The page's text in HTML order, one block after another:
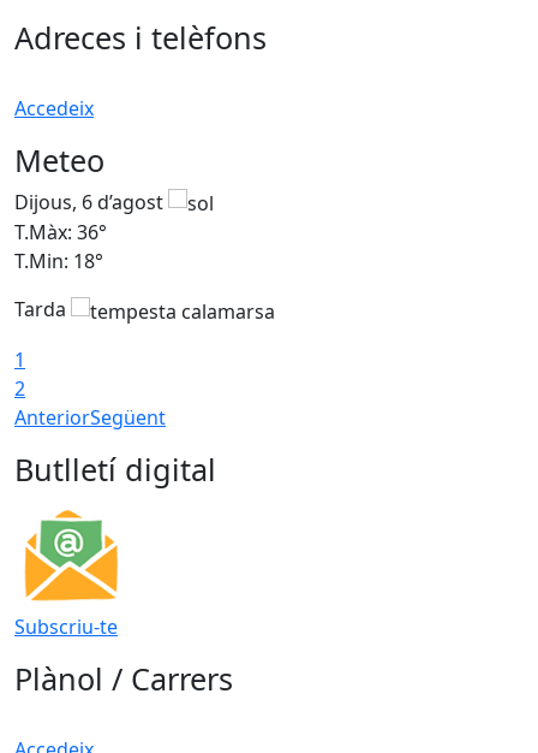
Adreces i telèfons
Accedeix
Meteo
Dijous, 6 d’agost
T.Màx: 36°
T.Min: 18°
Tarda
1
2
AnteriorSegüent
Butlletí digital
Subscriu-te
Plànol / Carrers